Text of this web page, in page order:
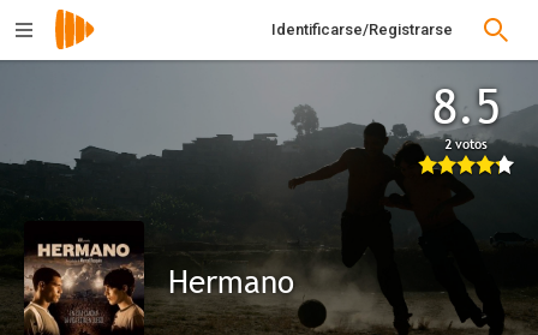
Identificarse/Registrarse
8.5
2 votos
Hermano